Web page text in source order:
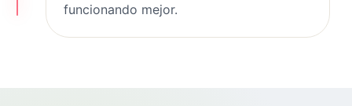
funcionando mejor.